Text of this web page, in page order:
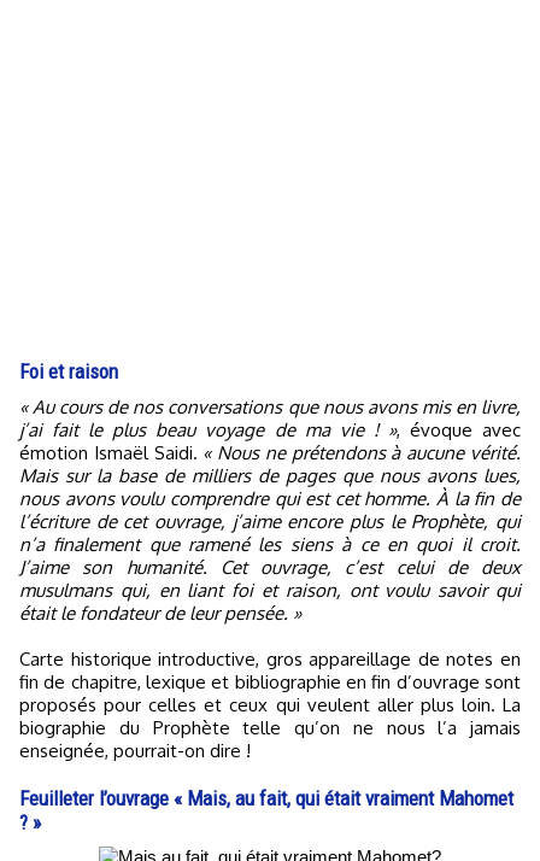
Foi et raison
« Au cours de nos conversations que nous avons mis en livre,
j’ai fait le plus beau voyage de ma vie ! », évoque avec
émotion Ismaël Saidi. « Nous ne prétendons à aucune vérité.
Mais sur la base de milliers de pages que nous avons lues,
nous avons voulu comprendre qui est cet homme. À la fin de
l’écriture de cet ouvrage, j’aime encore plus le Prophète, qui
n’a finalement que ramené les siens à ce en quoi il croit.
J’aime son humanité. Cet ouvrage, c’est celui de deux
musulmans qui, en liant foi et raison, ont voulu savoir qui
était le fondateur de leur pensée. »
Carte historique introductive, gros appareillage de notes en
fin de chapitre, lexique et bibliographie en fin d’ouvrage sont
proposés pour celles et ceux qui veulent aller plus loin. La
biographie du Prophète telle qu’on ne nous l’a jamais
enseignée, pourrait-on dire !
Feuilleter l’ouvrage « Mais, au fait, qui était vraiment Mahomet
? »